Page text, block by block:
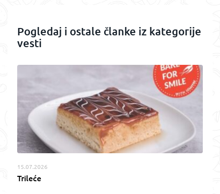
Pogledaj i ostale članke iz kategorije
vesti
15.07.2026
Trileće